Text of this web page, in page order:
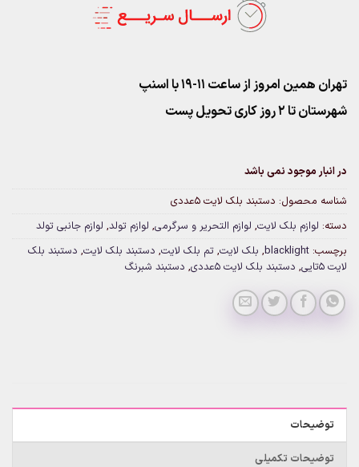
تهران همین امروز از ساعت ۱۱-۱۹ با اسنپ
شهرستان تا 2 روز کاری تحویل پست
در انبار موجود نمی باشد
شناسه محصول: دستبند بلک لایت 5عددی
دسته: لوازم بلک لایت, لوازم التحریر و سرگرمی, لوازم تولد, لوازم جانبی تولد
برچسب: blacklight
, بلک لایت, تم بلک لایت, دستبند بلک لایت, دستبند بلک
لایت 5تایی
, دستبند بلک لایت 5عددی , دستبند شبرنگ
توضیحات
توضیحات تکمیلی